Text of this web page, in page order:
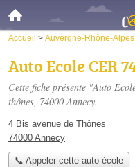
Accueil > Auvergne-Rhône-Alpes
Auto Ecole CER
Cette fiche présente "Auto
thônes, 74000 Annecy.
4 Bis avenue de Thônes
74000 Annecy
📞 Appeler cette auto-école